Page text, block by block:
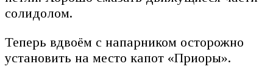
солидолом.
Теперь вдвоём с напарником осторожно
установить на место капот «Приоры».